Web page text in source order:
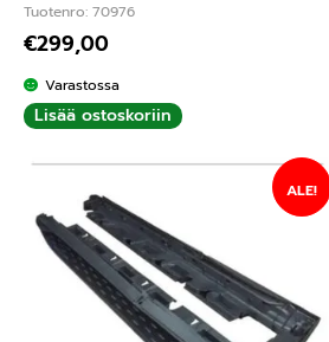
Tuotenro: 70976
€299,00
Varastossa
Lisää ostoskoriin
ALE!